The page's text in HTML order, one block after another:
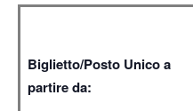
Biglietto/Posto Unico a
partire da: